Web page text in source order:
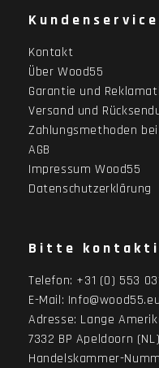
Kundenservice
Kontakt
Über Wood55
Garantie und
Versand und
Zahlungsmethoden
AGB
Impressum Wood55
Datenschutzerklärung
Bitte
Telefon: +31 (0) 553
E-Mail: Info@wood55.eu
Adresse: Lange
7332 BP Apeldoorn (NL)
Handelskammer-